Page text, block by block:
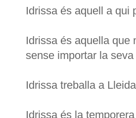
Idrissa és aquell a qui
Idrissa és aquella que
sense importar la
Idrissa treballa a
Idrissa és la